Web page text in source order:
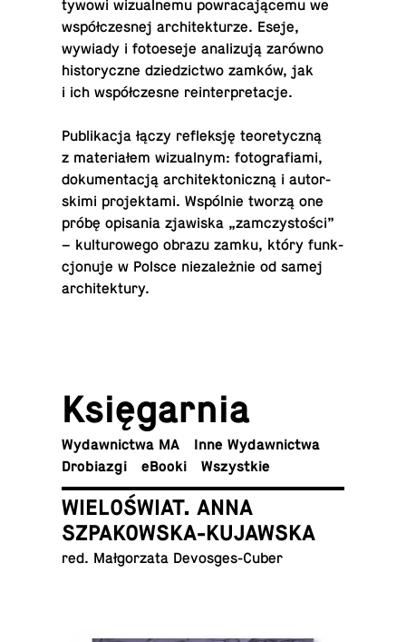
ty­wo­wi wi­zu­al­ne­mu po­wra­ca­ją­ce­mu we
współ­cze­snej ar­chi­tek­tu­rze. Eseje,
wywiady i fo­to­ese­je ana­li­zu­ją zarówno
hi­sto­rycz­ne dzie­dzic­two zamków, jak
i ich współ­cze­sne reinterpretacje.
Pu­bli­ka­cja łączy re­flek­sję teo­re­tycz­ną
z ma­te­ria­łem wi­zu­al­nym: fo­to­gra­fia­mi,
do­ku­men­ta­cją ar­chi­tek­to­nicz­ną i au­tor­
ski­mi pro­jek­ta­mi. Wspól­nie tworzą one
próbę opi­sa­nia zja­wi­ska „za­mczy­sto­ści”
– kul­tu­ro­we­go obrazu zamku, który funk­
cjo­nu­je w Polsce nie­za­leż­nie od samej
architektury.
Księ­gar­nia
Wy­daw­nic­twa MA
Inne Wydawnictwa
Dro­bia­zgi
eBooki Wszyst­kie
WIELOŚWIAT. ANNA
SZPAKOWSKA-KUJAWSKA
red. Mał­go­rza­ta Devosges-Cuber